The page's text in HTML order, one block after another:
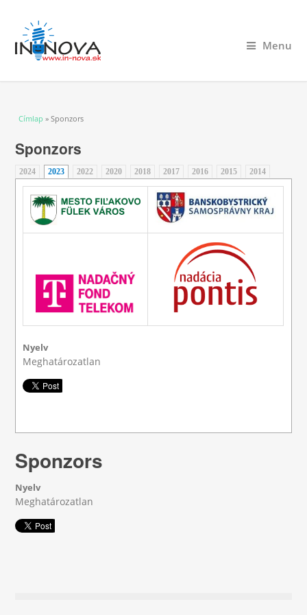
Menu
Jelenlegi hely
Címlap » Sponzors
Sponzors
2024 2023 (aktív fül)
2022 2020 2018 2017 2016 2015 2014
Nyelv
Meghatározatlan
Sponzors
Nyelv
Meghatározatlan